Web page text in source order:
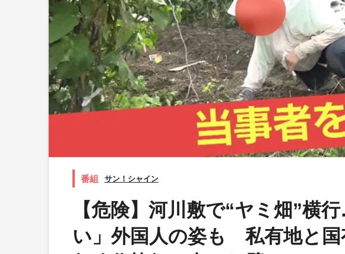
サン！シャイン
【危険】河川敷で“ヤミ畑”横
い」外国人の姿も 私有地と